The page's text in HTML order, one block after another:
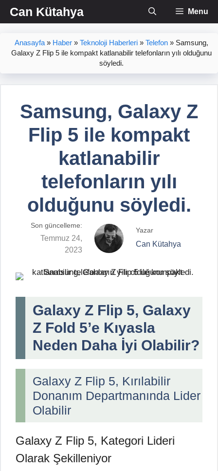
İçeriğe
atlaCan Kütahya Menu
Anasayfa » Haber » Teknoloji Haberleri » Telefon » Samsung,
Galaxy Z Flip 5 ile kompakt katlanabilir telefonların yılı olduğunu
söyledi.
Samsung, Galaxy Z
Flip 5 ile kompakt
katlanabilir
telefonların yılı
olduğunu söyledi.
Son güncelleme:
Temmuz 24,
2023
Yazar
Can Kütahya
Galaxy Z Flip 5, Galaxy
Z Fold 5’e Kıyasla
Neden Daha İyi Olabilir?
Galaxy Z Flip 5, Kırılabilir
Donanım Departmanında Lider
Olabilir
Galaxy Z Flip 5, Kategori Lideri
Olarak Şekilleniyor